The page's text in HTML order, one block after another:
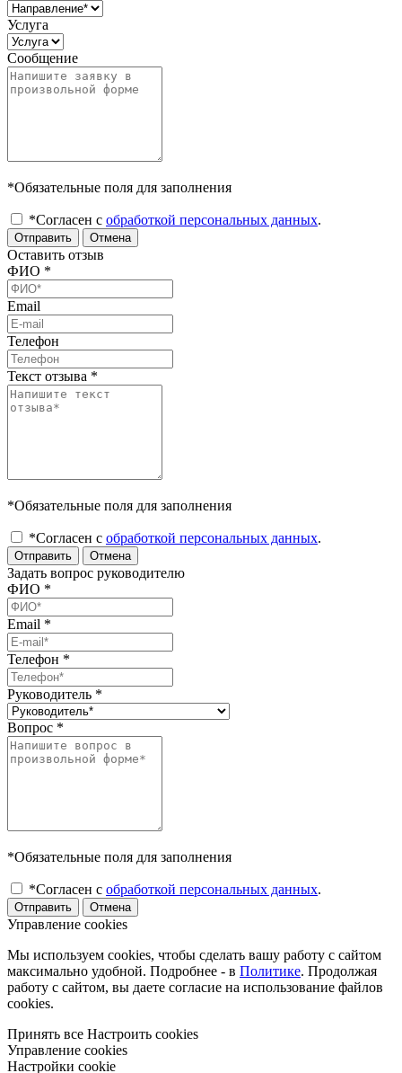
Услуга
Сообщение
*Обязательные поля для заполнения
*Согласен с обработкой персональных данных.
Отправить Отмена
Оставить отзыв
ФИО *
Email
Телефон
Текст отзыва *
*Обязательные поля для заполнения
*Согласен с обработкой персональных данных.
Отправить Отмена
Задать вопрос руководителю
ФИО *
Email *
Телефон *
Руководитель *
Вопрос *
*Обязательные поля для заполнения
*Согласен с обработкой персональных данных.
Отправить Отмена
Управление cookies
Мы используем cookies, чтобы сделать вашу работу с сайтом
максимально удобной. Подробнее - в Политике. Продолжая
работу с сайтом, вы даете согласие на использование файлов
cookies.
Принять все Настроить cookies
Управление cookies
Настройки cookie